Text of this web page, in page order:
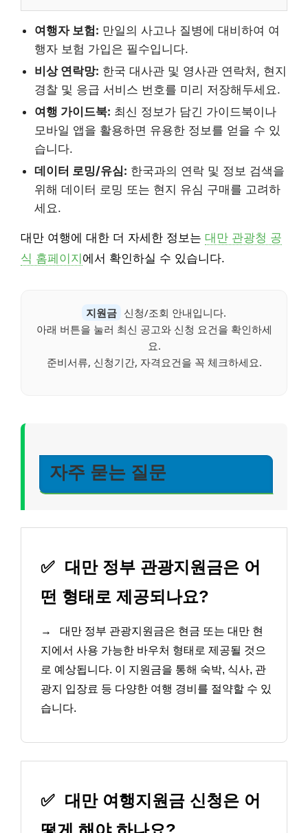
여행자 보험: 만일의 사고나 질병에 대비하여 여
행자 보험 가입은 필수입니다.
비상 연락망: 한국 대사관 및 영사관 연락처, 현지
경찰 및 응급 서비스 번호를 미리 저장해두세요.
여행 가이드북: 최신 정보가 담긴 가이드북이나
모바일 앱을 활용하면 유용한 정보를 얻을 수 있
습니다.
데이터 로밍/유심: 한국과의 연락 및 정보 검색을
위해 데이터 로밍 또는 현지 유심 구매를 고려하
세요.
대만 여행에 대한 더 자세한 정보는 대만 관광청 공
식 홈페이지 에서 확인하실 수 있습니다.
지원금 신청/조회 안내입니다.
아래 버튼을 눌러 최신 공고와 신청 요건을 확인하세
요.
준비서류, 신청기간, 자격요건을 꼭 체크하세요.
자주 묻는 질문
✅ 대만 정부 관광지원금은 어
떤 형태로 제공되나요?
→
대만 정부 관광지원금은 현금 또는 대만 현
지에서 사용 가능한 바우처 형태로 제공될 것으
로 예상됩니다. 이 지원금을 통해 숙박, 식사, 관
광지 입장료 등 다양한 여행 경비를 절약할 수 있
습니다.
✅ 대만 여행지원금 신청은 어